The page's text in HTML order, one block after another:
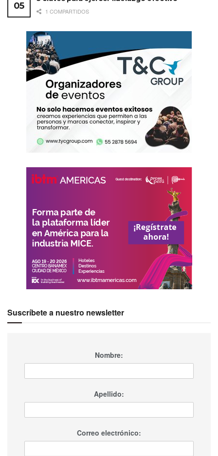
1 COMPARTIDOS
Suscríbete a nuestro newsletter
Nombre:
Apellido:
Correo electrónico: